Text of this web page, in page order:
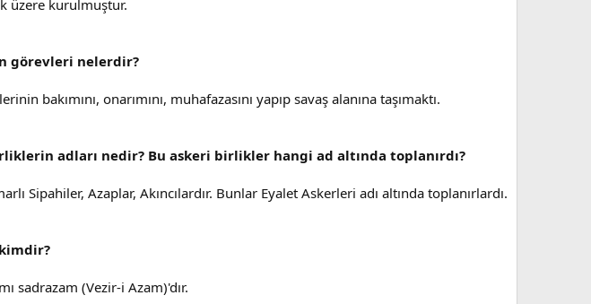
üzere kurulmuştur.
görevleri nelerdir?
bakımını, onarımını, muhafazasını yapıp savaş alanına taşımaktı.
adları nedir? Bu askeri birlikler hangi ad altında toplanırdı?
Sipahiler, Azaplar, Akıncılardır. Bunlar Eyalet Askerleri adı altında toplanırlardı.
sadrazam (Vezir-i Azam)'dır.